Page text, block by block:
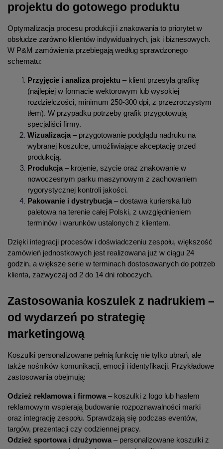
projektu do gotowego produktu
Optymalizacja procesu produkcji i znakowania to priorytet w
obsłudze zarówno klientów indywidualnych, jak i biznesowych.
W P&M zamówienia przebiegają według sprawdzonego
schematu:
Przyjęcie i analiza projektu – klient przesyła grafikę
(najlepiej w formacie wektorowym lub wysokiej
rozdzielczości, minimum 250-300 dpi, z przezroczystym
tłem). W przypadku potrzeby grafik przygotowują
specjaliści firmy.
Wizualizacja – przygotowanie podglądu nadruku na
wybranej koszulce, umożliwiające akceptację przed
produkcją.
Produkcja – krojenie, szycie oraz znakowanie w
nowoczesnym parku maszynowym z zachowaniem
rygorystycznej kontroli jakości.
Pakowanie i dystrybucja – dostawa kurierska lub
paletowa na terenie całej Polski, z uwzględnieniem
terminów i warunków ustalonych z klientem.
Dzięki integracji procesów i doświadczeniu zespołu, większość
zamówień jednostkowych jest realizowana już w ciągu 24
godzin, a większe serie w terminach dostosowanych do potrzeb
klienta, zazwyczaj od 2 do 14 dni roboczych.
Zastosowania koszulek z nadrukiem –
od wydarzeń po strategię
marketingową
Koszulki personalizowane pełnią funkcję nie tylko ubrań, ale
także nośników komunikacji, emocji i identyfikacji. Przykładowe
zastosowania obejmują:
Odzież reklamowa i firmowa – koszulki z logo lub hasłem
reklamowym wspierają budowanie rozpoznawalności marki
oraz integrację zespołu. Sprawdzają się podczas eventów,
targów, prezentacji czy codziennej pracy.
Odzież sportowa i drużynowa – personalizowane koszulki z